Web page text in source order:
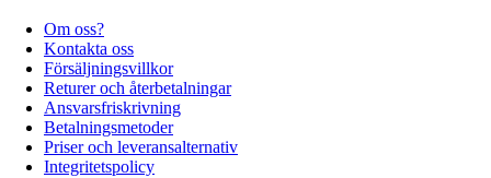
Om oss?
Kontakta oss
Försäljningsvillkor
Returer och återbetalningar
Ansvarsfriskrivning
Betalningsmetoder
Priser och leveransalternativ
Integritetspolicy